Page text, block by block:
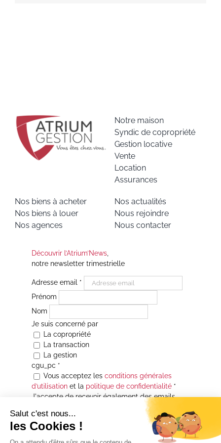
Notre maison
Syndic de copropriété
Gestion locative
Vente
Location
Assurances
Nos biens à acheter
Nos biens à louer
Nos agences
Nos actualités
Nous rejoindre
Nous contacter
Découvrir l’Atrium’News,
notre newsletter trimestrielle
Adresse email *
Prénom
Nom
Je suis concerné par
La copropriété
La transaction
La gestion
cgu_pc *
Vous acceptez les conditions générales
d’utilisationet la politique de confidentialité*
J'accepte de recevoir également des emails
Je souhaite être informé(e) de toutes les
actualités immobilières des agences de la
Maison Atrium Gestion. À tout moment, vous
pourrez utiliser le lien de désabonnement